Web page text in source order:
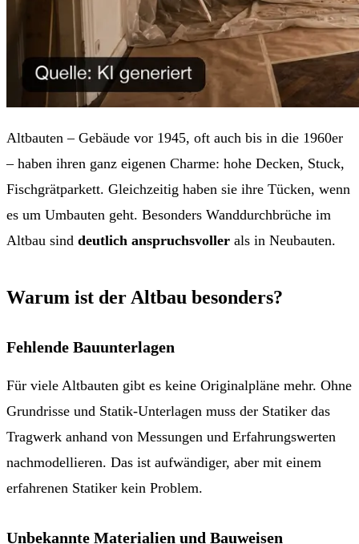
Altbauten – Gebäude vor 1945, oft auch bis in die 1960er
– haben ihren ganz eigenen Charme: hohe Decken, Stuck,
Fischgrätparkett. Gleichzeitig haben sie ihre Tücken, wenn
es um Umbauten geht. Besonders Wanddurchbrüche im
Altbau sind deutlich anspruchsvoller als in Neubauten.
Warum ist der Altbau besonders?
Fehlende Bauunterlagen
Für viele Altbauten gibt es keine Originalpläne mehr. Ohne
Grundrisse und Statik-Unterlagen muss der Statiker das
Tragwerk anhand von Messungen und Erfahrungswerten
nachmodellieren. Das ist aufwändiger, aber mit einem
erfahrenen Statiker kein Problem.
Unbekannte Materialien und Bauweisen